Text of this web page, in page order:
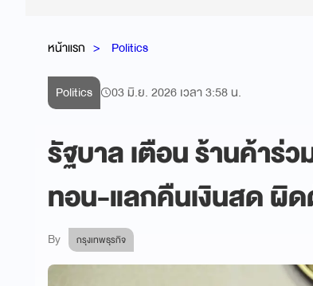
หน้าแรก Politics
Politics 03 มิ.ย. 2026 เวลา 3:58 น.
รัฐบาล เตือน ร้านค้าร่ว
ทอน-แลกคืนเงินสด ผิ
By กรุงเทพธุรกิจ